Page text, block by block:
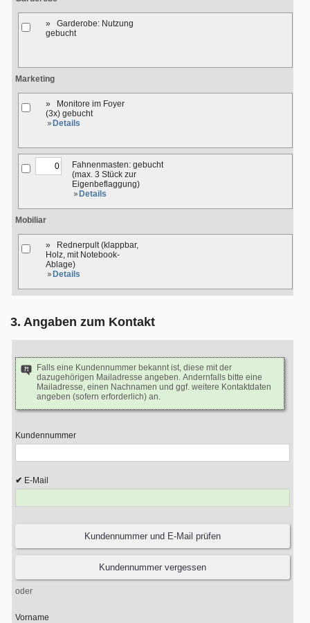
» Garderobe: Nutzung
gebucht
Marketing
» Monitore im Foyer
(3x) gebucht
Details
Fahnenmasten: gebucht
(max. 3 Stück zur
Eigenbeflaggung)
Details
Mobiliar
» Rednerpult (klappbar,
Holz, mit Notebook-
Ablage)
Details
3. Angaben zum Kontakt
Falls eine Kundennummer bekannt ist, diese mit der
dazugehörigen Mailadresse angeben. Andernfalls bitte eine
Mailadresse, einen Nachnamen und ggf. weitere Kontaktdaten
angeben (sofern erforderlich) an.
Kundennummer
E-Mail
oder
Vorname